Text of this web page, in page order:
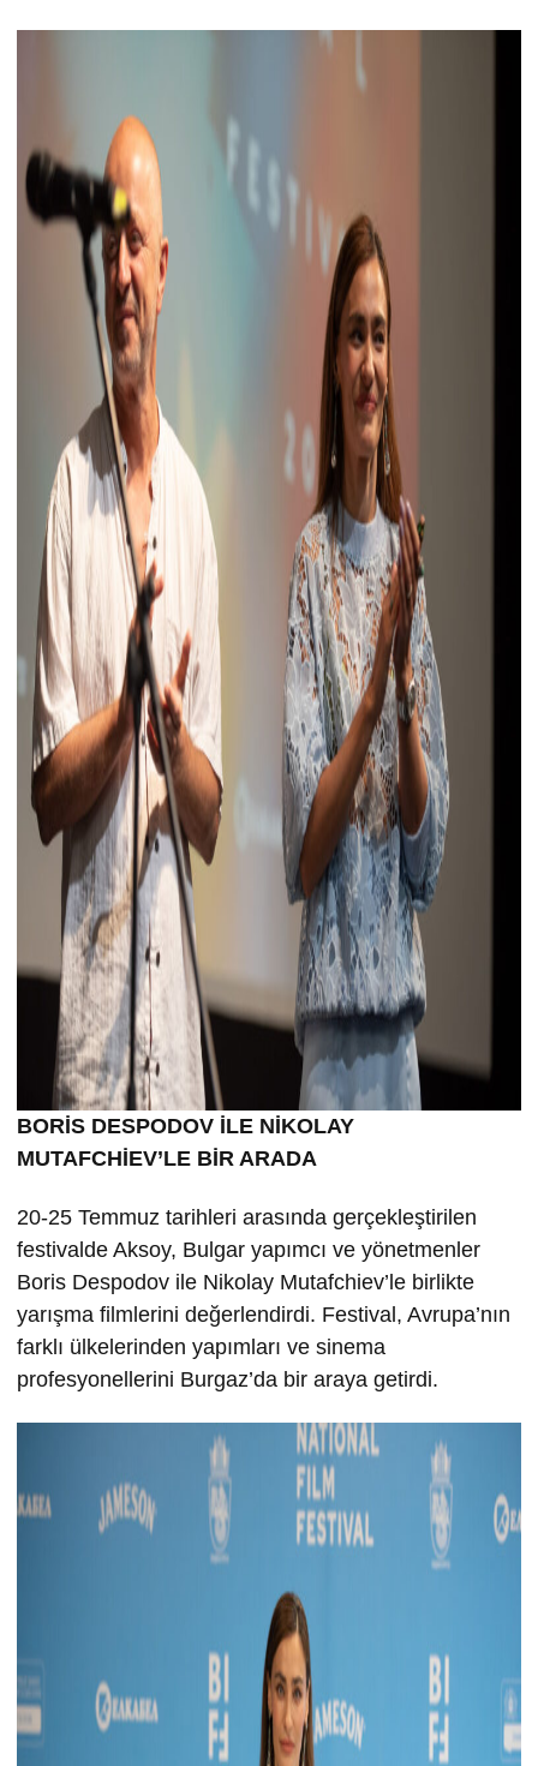
BORİS DESPODOV İLE NİKOLAY
MUTAFCHİEV’LE BİR ARADA
20-25 Temmuz tarihleri arasında gerçekleştirilen
festivalde Aksoy, Bulgar yapımcı ve yönetmenler
Boris Despodov ile Nikolay Mutafchiev’le birlikte
yarışma filmlerini değerlendirdi. Festival, Avrupa’nın
farklı ülkelerinden yapımları ve sinema
profesyonellerini Burgaz’da bir araya getirdi.